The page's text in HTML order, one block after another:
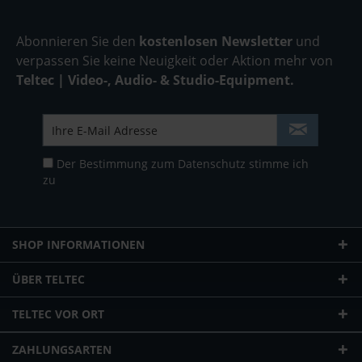
Abonnieren Sie den kostenlosen Newsletter und
verpassen Sie keine Neuigkeit oder Aktion mehr von
Teltec | Video-, Audio- & Studio-Equipment.
Der Bestimmung zum Datenschutz stimme ich
zu
SHOP INFORMATIONEN
ÜBER TELTEC
TELTEC VOR ORT
ZAHLUNGSARTEN